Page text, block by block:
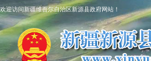
欢迎访问新疆维吾尔自治区新源县政府网站！